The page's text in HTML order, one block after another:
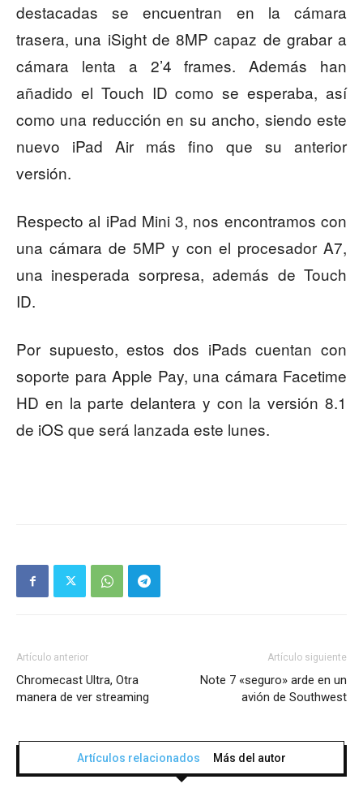
destacadas se encuentran en la cámara
trasera, una iSight de 8MP capaz de grabar a
cámara lenta a 2’4 frames. Además han
añadido el Touch ID como se esperaba, así
como una reducción en su ancho, siendo este
nuevo iPad Air más fino que su anterior
versión.
Respecto al iPad Mini 3, nos encontramos con
una cámara de 5MP y con el procesador A7,
una inesperada sorpresa, además de Touch
ID.
Por supuesto, estos dos iPads cuentan con
soporte para Apple Pay, una cámara Facetime
HD en la parte delantera y con la versión 8.1
de iOS que será lanzada este lunes.
Artículo anterior
Chromecast Ultra, Otra
manera de ver streaming
Artículo siguiente
Note 7 «seguro» arde en un
avión de Southwest
Artículos relacionados Más del autor